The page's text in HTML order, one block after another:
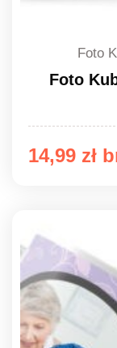
Foto
Foto
14,99 zł